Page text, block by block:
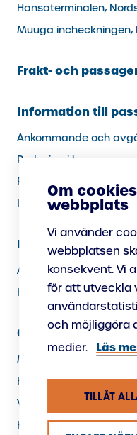
Hansaterminalen,
Muuga incheckningen,
Frakt- och
Information till
Ankommande och
Parkering i hamnen
Internationell
Information till
Ankommande och
Hamnordning
Om oss
Miljöansvar
Hamnen som
Vi förnyar Hamnen
Kontaktuppgifter
Om
webbplats
Vi använder
webbplatsen
konsekvent. Vi
för att utveckla
och möjliggöra
medier.
Läs
TILLÅT